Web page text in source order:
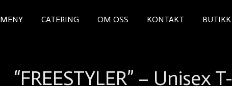
MENY CATERING OM OSS KONTAKT BUTIKK
“FREESTYLER” – Unisex T-